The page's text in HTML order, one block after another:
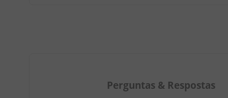
Perguntas & Respostas